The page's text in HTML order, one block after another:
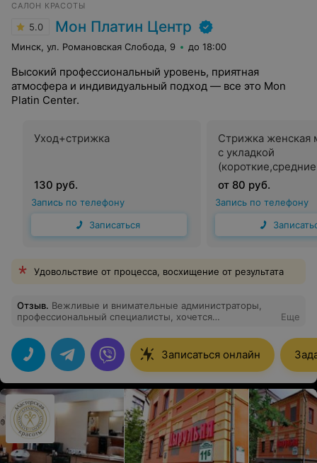
САЛОН КРАСОТЫ
5.0 Мон Платин Центр
Минск, ул. Романовская Слобода, 9 до 18:00
Высокий профессиональный уровень, приятная
атмосфера и индивидуальный подход — все это Mon
Platin Center.
Уход+стрижка
130 руб.
Запись по телефону
Записаться
Стрижка женская
с укладкой
волосы)
от 80 руб.
Запись по телефону
Удовольствие от процесса, восхищение от результата
Отзыв. Вежливые и внимательные администраторы,
профессиональный специалисты, хочется
Еще
Записаться онлайн